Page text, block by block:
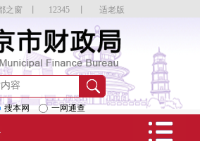
12345 适老版
之窗
搜本网 一网通查